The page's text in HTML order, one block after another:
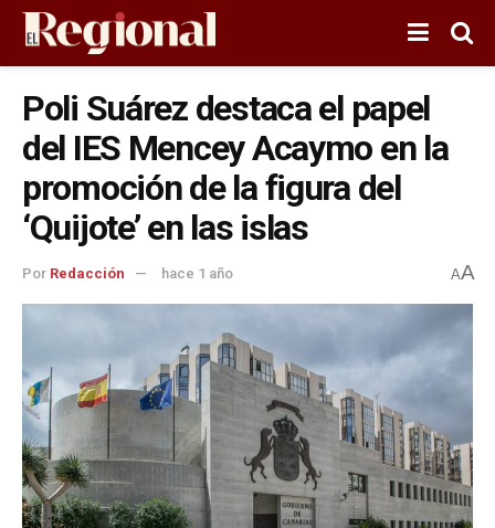
Poli Suárez destaca el papel
del IES Mencey Acaymo en la
promoción de la figura del
‘Quijote’ en las islas
Por Redacción hace 1 año AA